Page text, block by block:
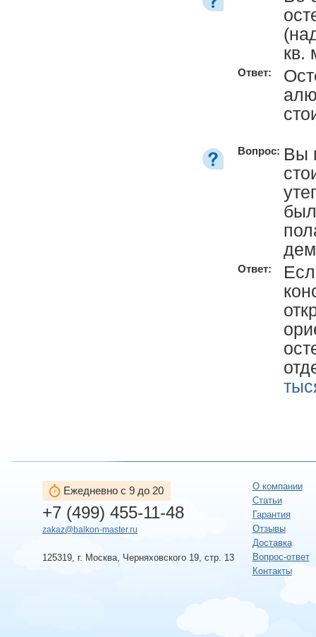
кв.
Ответ:
Вопрос: Вы
Ответ:
Ежедневно с 9 до 20
+7 (499) 455-11-48
zakaz@balkon-master.ru
125319, г. Москва, Черняховского 19, стр. 13
О компании
Статьи
Гарантия
Отзывы
Доставка
Вопрос-ответ
Контакты